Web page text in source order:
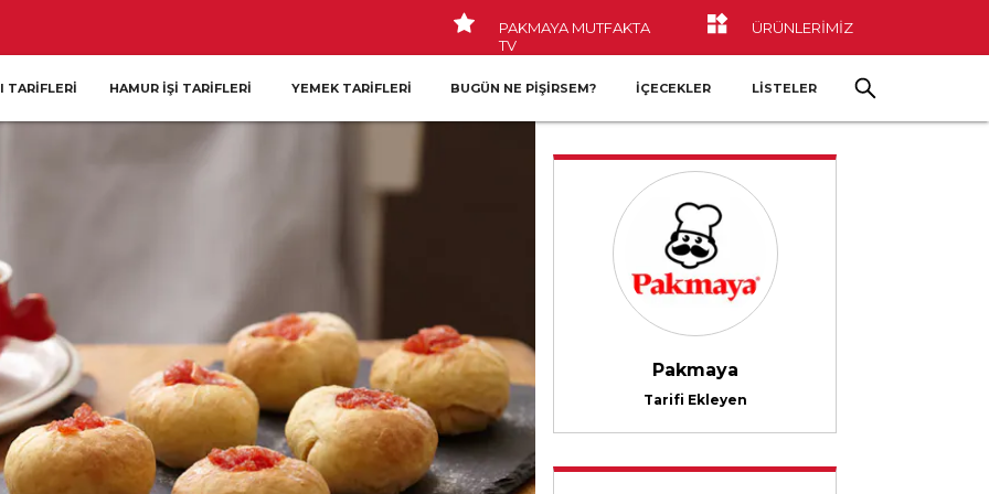
PAKMAYA MUTFAKTA
TV
ÜRÜNLERİMİZ
TARIFLERI HAMUR İŞI TARIFLERI YEMEK TARIFLERI BUGÜN NE PIŞIRSEM? İÇECEKLER LİSTELER
Pakmaya
Tarifi Ekleyen